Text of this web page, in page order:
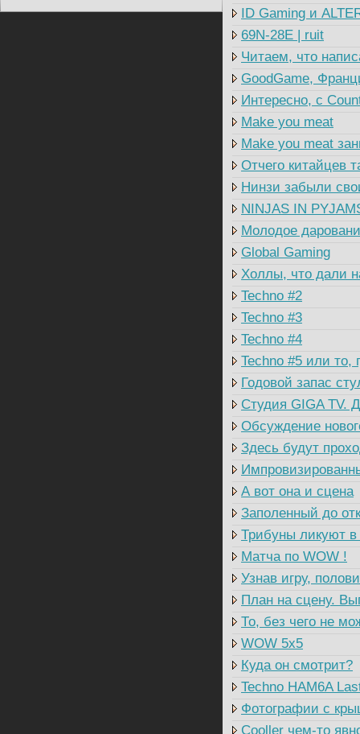
ID Gaming и
69N-28E | ruit
Читаем, что
GoodGame,
Интересно, с
Make you meat
Make you meat
Отчего китайцев
Нинзи забыли
NINJAS IN
Молодое
Global Gaming
Холлы, что дали
Techno #2
Techno #3
Techno #4
Techno #5 или то,
Годовой запас
Студия GIGA TV.
Обсуждение
Здесь будут
А вот она и сцена
Заполенный до
Трибуны ликуют
Матча по WOW !
Узнав игру,
План на сцену.
То, без чего не
WOW 5x5
Куда он смотрит?
Techno HAM6A
Фотографии с
Cooller чем-то